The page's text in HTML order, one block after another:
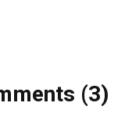
(3)